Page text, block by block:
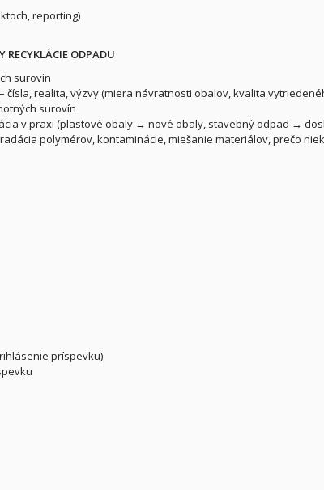
reporting)
RECYKLÁCIE ODPADU
surovín
realita, výzvy (miera návratnosti obalov, kvalita
surovín
v praxi (plastové obaly → nové obaly, stavebný odpad →
polymérov, kontaminácie, miešanie materiálov, prečo
príspevku)